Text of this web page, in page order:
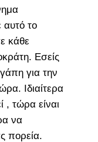
το
κάθε
Εσείς
για την
Ιδιαίτερα
, τώρα είναι
να
πορεία.